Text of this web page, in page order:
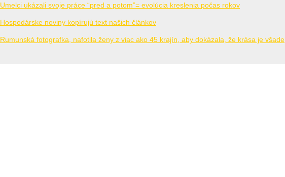
Umelci ukázali svoje práce “pred a potom”= evolúcia kreslenia počas rokov
Hospodárske noviny kopírujú text našich článkov
Rumunská fotografka, nafotila ženy z viac ako 45 krajín, aby dokázala, že krása je všade